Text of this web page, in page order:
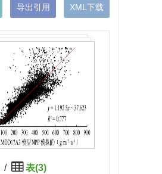
导出引用 XML下载
/ 表(3)